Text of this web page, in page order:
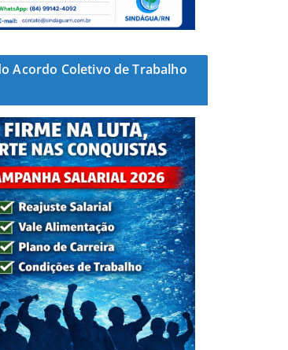
Acordo Coletivo de Trabalho